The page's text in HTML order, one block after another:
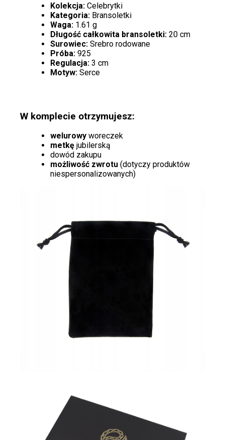
Kolekcja: Celebrytki
Kategoria: Bransoletki
Waga: 1.61 g
Długość całkowita bransoletki: 20 cm
Surowiec: Srebro rodowane
Próba: 925
Regulacja: 3 cm
Motyw: Serce
W komplecie otrzymujesz:
welurowy woreczek
metkę jubilerską
dowód zakupu
możliwość zwrotu (dotyczy produktów
niespersonalizowanych)